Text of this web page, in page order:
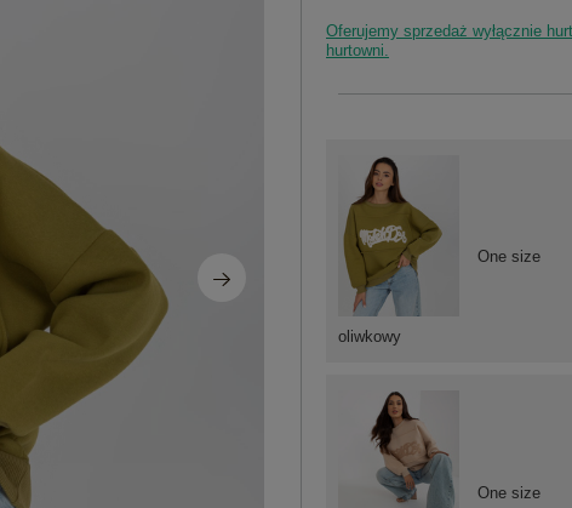
Oferujemy sprzedaż wyłącznie
hurtowni.
One size
oliwkowy
One size